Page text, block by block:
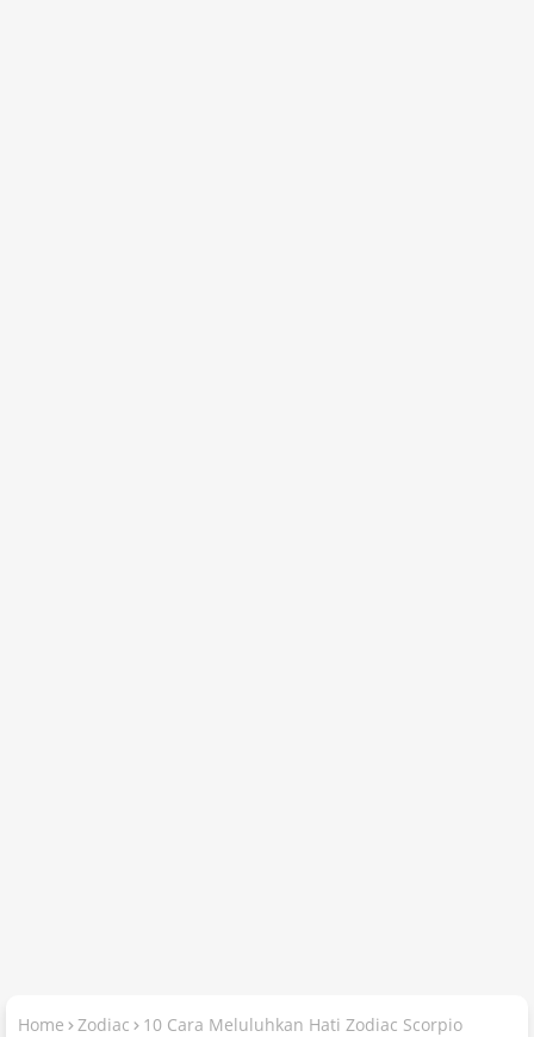
Home Zodiac 10 Cara Meluluhkan Hati Zodiac Scorpio